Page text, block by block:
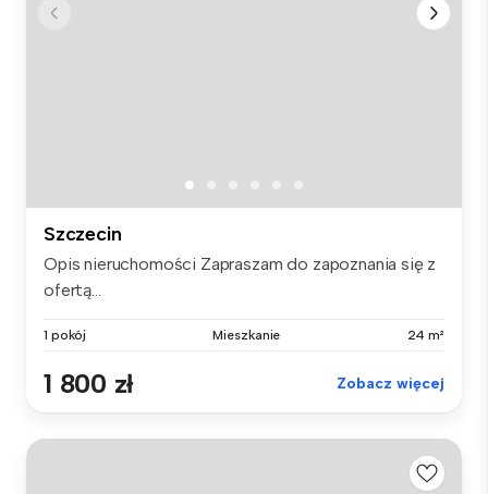
Szczecin
Opis nieruchomości Zapraszam do zapoznania się z
ofertą...
1 pokój Mieszkanie 24 m²
1 800 zł Zobacz więcej